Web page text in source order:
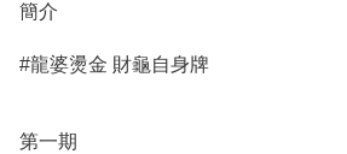
簡介
#龍婆燙金 財龜自身牌
第一期